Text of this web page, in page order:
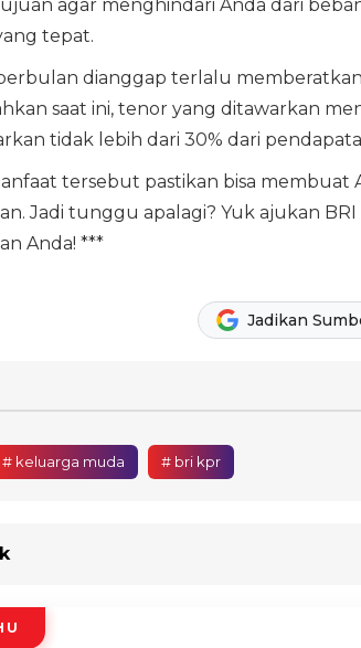
agar menghindari Anda dari
tepat.
dianggap terlalu
saat ini, tenor yang ditawarkan
tidak lebih dari 30% dari
tersebut pastikan bisa
Jadi tunggu apalagi? Yuk ajukan BRI
Anda! ***
Jadikan
# keluarga muda # bri kpr